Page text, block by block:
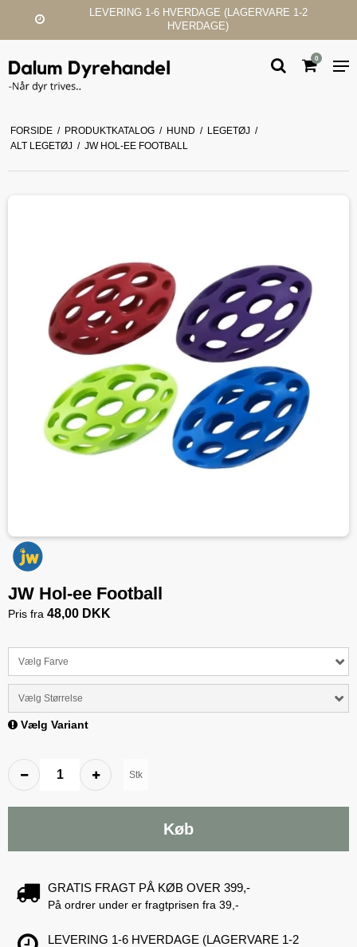
KUNDESERVICE & SUPPORT
0
FORSIDE / PRODUKTKATALOG / HUND / LEGETØJ /
ALT LEGETØJ / JW HOL-EE FOOTBALL
JW Hol-ee Football
Pris fra 48,00 DKK
Vælg Farve
Vælg Størrelse
Vælg Variant
Stk
Køb
GRATIS FRAGT PÅ KØB OVER 399,-
På ordrer under er fragtprisen fra 39,-
LEVERING 1-6 HVERDAGE (LAGERVARE 1-2